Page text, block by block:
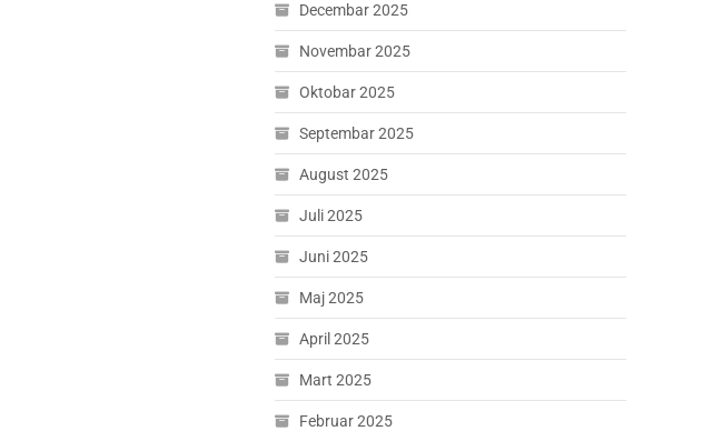
Decembar 2025
Novembar 2025
Oktobar 2025
Septembar 2025
August 2025
Juli 2025
Juni 2025
Maj 2025
April 2025
Mart 2025
Februar 2025